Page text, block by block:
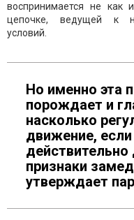
воспринимается не как
цепочке, ведущей к
условий.
Но именно эта
порождает и
насколько
движение,
признаки
утверждает